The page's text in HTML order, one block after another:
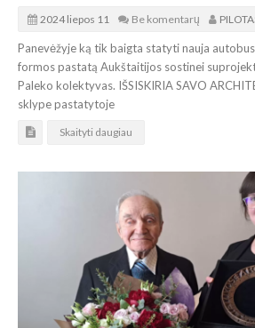
2024 liepos 11 Be komentarų
Panevėžyje ką tik baigta statyti nauja
formos pastatą Aukštaitijos sostinei
Paleko kolektyvas. IŠSISKIRIA SAVO
sklype pastatytoje
Skaityti daugiau